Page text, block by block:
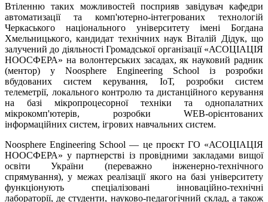
Втіленню таких можливостей посприяв завідувач кафедри
автоматизації та комп'ютерно-інтегрованих технологій
Черкаського національного університету імені Богдана
Хмельницького, кандидат технічних наук Віталій Дідук, що
залучений до діяльності Громадської організації «АСОЦІАЦІЯ
НООСФЕРА» на волонтерських засадах, як науковий радник
(ментор) у Noosphere Engineering School із розробки
вбудованих систем керування, ІоТ, розробки систем
телеметрії, локального контролю та дистанційного керування
на базі мікропроцесорної техніки та однопалатних
мікрокомп'ютерів, розробки WEB-орієнтованих
інформаційних систем, ігрових навчальних систем.
Noosphere Engineering School — це проєкт ГО «АСОЦІАЦІЯ
НООСФЕРА» у партнерстві із провідними закладами вищої
освіти України (переважно інженерно-технічного
спрямування), у межах реалізації якого на базі університету
функціонують спеціалізовані інноваційно-технічні
лабораторії, де студенти, науково-педагогічний склад, а також